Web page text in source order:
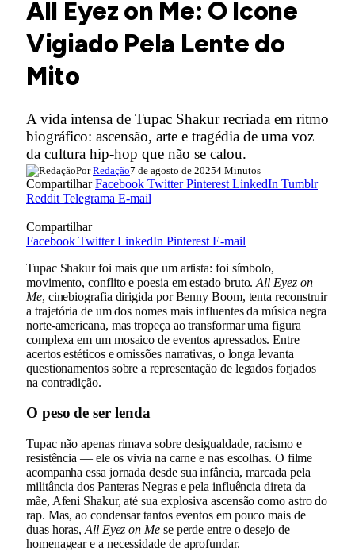
All Eyez on Me: O Ícone
Vigiado Pela Lente do
Mito
A vida intensa de Tupac Shakur recriada em ritmo
biográfico: ascensão, arte e tragédia de uma voz
da cultura hip-hop que não se calou.
Por Redação7 de agosto de 20254 Minutos
CompartilharFacebook Twitter Pinterest LinkedIn Tumblr
Reddit Telegrama E-mail
Compartilhar
Facebook Twitter LinkedIn Pinterest E-mail
Tupac Shakur foi mais que um artista: foi símbolo,
movimento, conflito e poesia em estado bruto.All Eyez on
Me, cinebiografia dirigida por Benny Boom, tenta reconstruir
a trajetória de um dos nomes mais influentes da música negra
norte-americana, mas tropeça ao transformar uma figura
complexa em um mosaico de eventos apressados. Entre
acertos estéticos e omissões narrativas, o longa levanta
questionamentos sobre a representação de legados forjados
na contradição.
O peso de ser lenda
Tupac não apenas rimava sobre desigualdade, racismo e
resistência — ele os vivia na carne e nas escolhas. O filme
acompanha essa jornada desde sua infância, marcada pela
militância dos Panteras Negras e pela influência direta da
mãe, Afeni Shakur, até sua explosiva ascensão como astro do
rap. Mas, ao condensar tantos eventos em pouco mais de
duas horas,All Eyez on Mese perde entre o desejo de
homenagear e a necessidade de aprofundar.